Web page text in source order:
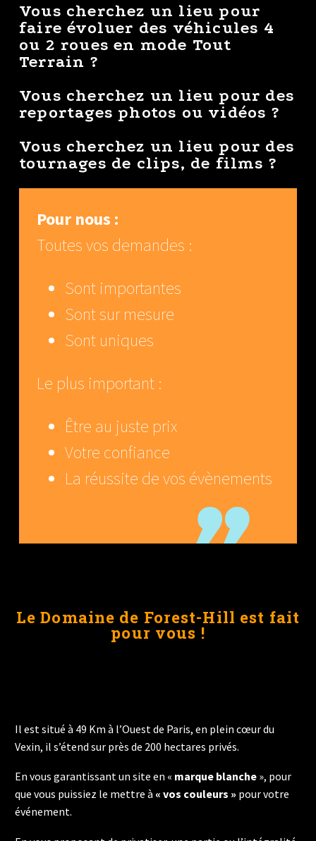
Vous cherchez un lieu pour
faire évoluer des véhicules 4
ou 2 roues en mode Tout
Terrain ?
Vous cherchez un lieu pour des
reportages photos ou vidéos ?
Vous cherchez un lieu pour des
tournages de clips, de films ?
Pour nous :
Toutes vos demandes :
Sont importantes
Sont sur mesure
Sont uniques
Le plus important :
Être au juste prix
Votre confiance
La réussite de vos évènements
Le Domaine de Forest-Hill est fait
pour vous !
Il est situé à 49 Km à l’Ouest de Paris, en plein cœur du
Vexin, il s’étend sur près de 200 hectares privés.
En vous garantissant un site en « marque blanche », pour
que vous puissiez le mettre à « vos couleurs » pour votre
événement.